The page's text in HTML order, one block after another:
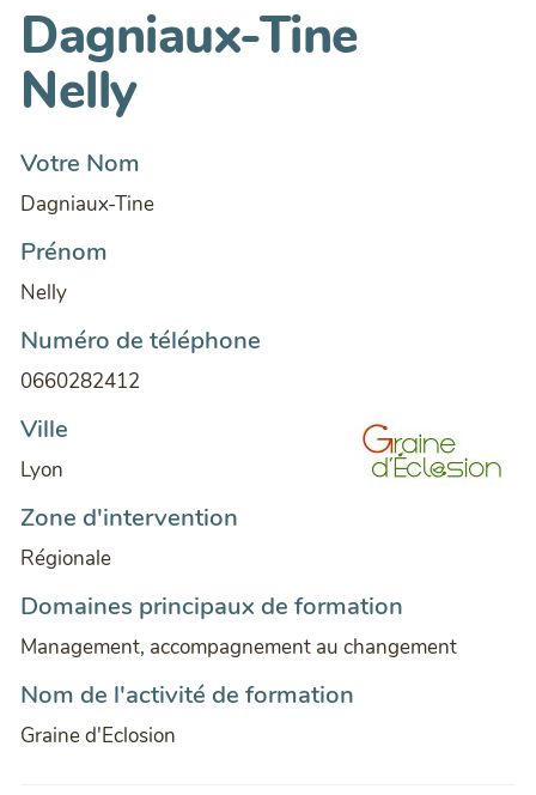
Dagniaux-Tine
Nelly
Votre Nom
Dagniaux-Tine
Prénom
Nelly
Numéro de téléphone
0660282412
Ville
Lyon
Zone d'intervention
Régionale
Domaines principaux de formation
Management, accompagnement au changement
Nom de l'activité de formation
Graine d'Eclosion